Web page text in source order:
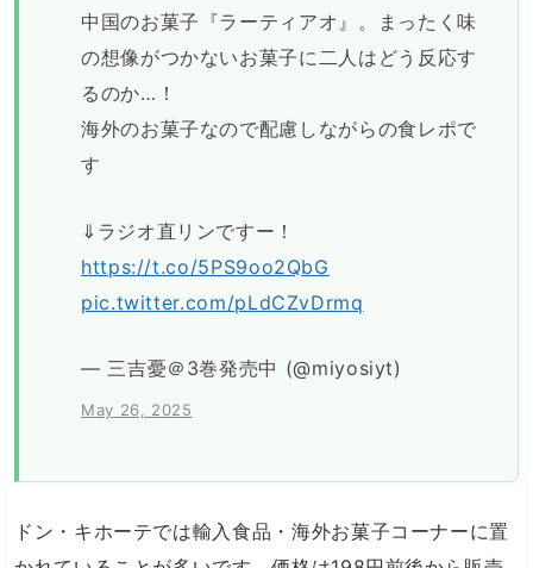
中国のお菓子『ラーティアオ』。まったく味
の想像がつかないお菓子に二人はどう反応す
るのか…！
海外のお菓子なので配慮しながらの食レポで
す
⇓ラジオ直リンですー！
https://t.co/5PS9oo2QbG
pic.twitter.com/pLdCZvDrmq
— 三吉憂＠3巻発売中 (@miyosiyt)
May 26, 2025
ドン・キホーテでは輸入食品・海外お菓子コーナーに置